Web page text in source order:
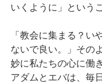
いくように」という
「教会に集まる？い
ないで良い。」その
妙に私たちの心に働
アダムとエバは、毎